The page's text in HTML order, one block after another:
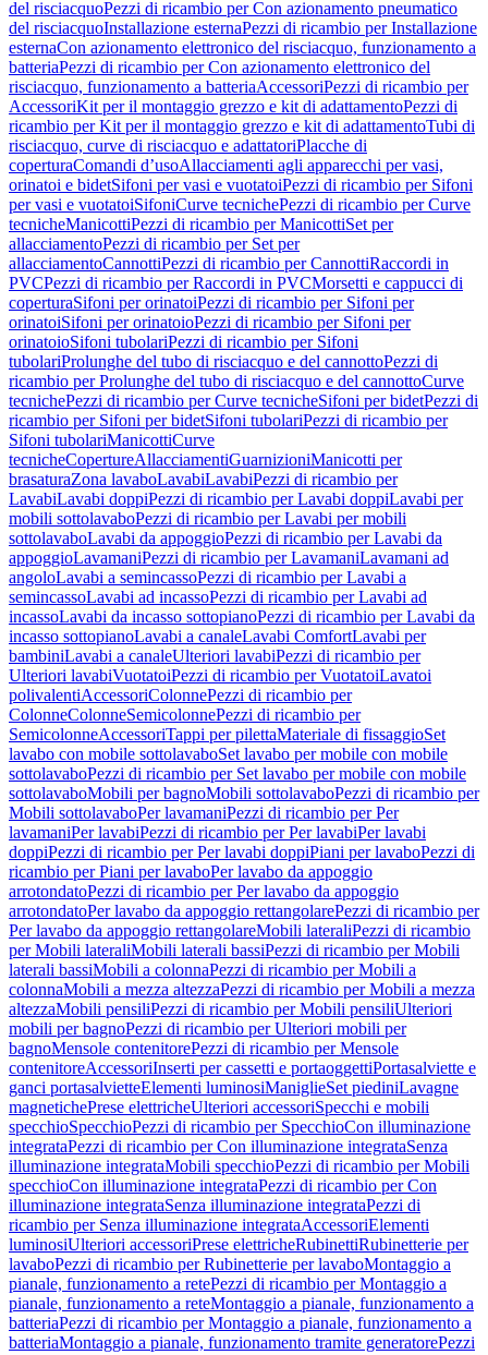
del risciacquoPezzi di ricambio per Con azionamento pneumatico
del risciacquoInstallazione esternaPezzi di ricambio per Installazione
esternaCon azionamento elettronico del risciacquo, funzionamento a
batteriaPezzi di ricambio per Con azionamento elettronico del
risciacquo, funzionamento a batteriaAccessoriPezzi di ricambio per
AccessoriKit per il montaggio grezzo e kit di adattamentoPezzi di
ricambio per Kit per il montaggio grezzo e kit di adattamentoTubi di
risciacquo, curve di risciacquo e adattatoriPlacche di
coperturaComandi d’usoAllacciamenti agli apparecchi per vasi,
orinatoi e bidetSifoni per vasi e vuotatoiPezzi di ricambio per Sifoni
per vasi e vuotatoiSifoniCurve tecnichePezzi di ricambio per Curve
tecnicheManicottiPezzi di ricambio per ManicottiSet per
allacciamentoPezzi di ricambio per Set per
allacciamentoCannottiPezzi di ricambio per CannottiRaccordi in
PVCPezzi di ricambio per Raccordi in PVCMorsetti e cappucci di
coperturaSifoni per orinatoiPezzi di ricambio per Sifoni per
orinatoiSifoni per orinatoioPezzi di ricambio per Sifoni per
orinatoioSifoni tubolariPezzi di ricambio per Sifoni
tubolariProlunghe del tubo di risciacquo e del cannottoPezzi di
ricambio per Prolunghe del tubo di risciacquo e del cannottoCurve
tecnichePezzi di ricambio per Curve tecnicheSifoni per bidetPezzi di
ricambio per Sifoni per bidetSifoni tubolariPezzi di ricambio per
Sifoni tubolariManicottiCurve
tecnicheCopertureAllacciamentiGuarnizioniManicotti per
brasaturaZona lavaboLavabiLavabiPezzi di ricambio per
LavabiLavabi doppiPezzi di ricambio per Lavabi doppiLavabi per
mobili sottolavaboPezzi di ricambio per Lavabi per mobili
sottolavaboLavabi da appoggioPezzi di ricambio per Lavabi da
appoggioLavamaniPezzi di ricambio per LavamaniLavamani ad
angoloLavabi a semincassoPezzi di ricambio per Lavabi a
semincassoLavabi ad incassoPezzi di ricambio per Lavabi ad
incassoLavabi da incasso sottopianoPezzi di ricambio per Lavabi da
incasso sottopianoLavabi a canaleLavabi ComfortLavabi per
bambiniLavabi a canaleUlteriori lavabiPezzi di ricambio per
Ulteriori lavabiVuotatoiPezzi di ricambio per VuotatoiLavatoi
polivalentiAccessoriColonnePezzi di ricambio per
ColonneColonneSemicolonnePezzi di ricambio per
SemicolonneAccessoriTappi per pilettaMateriale di fissaggioSet
lavabo con mobile sottolavaboSet lavabo per mobile con mobile
sottolavaboPezzi di ricambio per Set lavabo per mobile con mobile
sottolavaboMobili per bagnoMobili sottolavaboPezzi di ricambio per
Mobili sottolavaboPer lavamaniPezzi di ricambio per Per
lavamaniPer lavabiPezzi di ricambio per Per lavabiPer lavabi
doppiPezzi di ricambio per Per lavabi doppiPiani per lavaboPezzi di
ricambio per Piani per lavaboPer lavabo da appoggio
arrotondatoPezzi di ricambio per Per lavabo da appoggio
arrotondatoPer lavabo da appoggio rettangolarePezzi di ricambio per
Per lavabo da appoggio rettangolareMobili lateraliPezzi di ricambio
per Mobili lateraliMobili laterali bassiPezzi di ricambio per Mobili
laterali bassiMobili a colonnaPezzi di ricambio per Mobili a
colonnaMobili a mezza altezzaPezzi di ricambio per Mobili a mezza
altezzaMobili pensiliPezzi di ricambio per Mobili pensiliUlteriori
mobili per bagnoPezzi di ricambio per Ulteriori mobili per
bagnoMensole contenitorePezzi di ricambio per Mensole
contenitoreAccessoriInserti per cassetti e portaoggettiPortasalviette e
ganci portasalvietteElementi luminosiManiglieSet piediniLavagne
magnetichePrese elettricheUlteriori accessoriSpecchi e mobili
specchioSpecchioPezzi di ricambio per SpecchioCon illuminazione
integrataPezzi di ricambio per Con illuminazione integrataSenza
illuminazione integrataMobili specchioPezzi di ricambio per Mobili
specchioCon illuminazione integrataPezzi di ricambio per Con
illuminazione integrataSenza illuminazione integrataPezzi di
ricambio per Senza illuminazione integrataAccessoriElementi
luminosiUlteriori accessoriPrese elettricheRubinettiRubinetterie per
lavaboPezzi di ricambio per Rubinetterie per lavaboMontaggio a
pianale, funzionamento a retePezzi di ricambio per Montaggio a
pianale, funzionamento a reteMontaggio a pianale, funzionamento a
batteriaPezzi di ricambio per Montaggio a pianale, funzionamento a
batteriaMontaggio a pianale, funzionamento tramite generatorePezzi